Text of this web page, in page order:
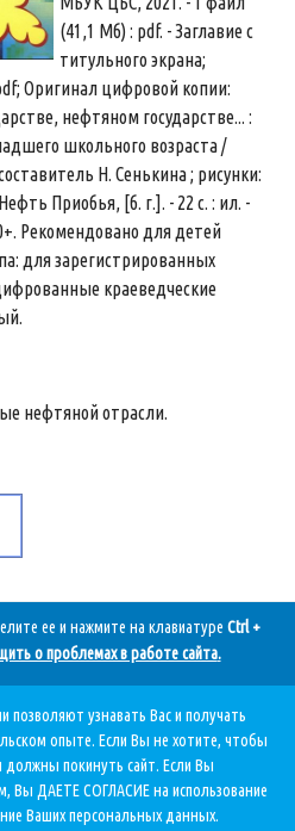
(41,1 Мб) : pdf. - Заглавие с
титульного экрана;
Оригинал цифровой копии:
нефтяном государстве... :
школьного возраста /
Н. Сенькина ; рисунки:
Приобья, [б. г.]. - 22 с. : ил. -
Рекомендовано для детей
для зарегистрированных
краеведческие
нефтяной отрасли.
ее и нажмите на клавиатуре Ctrl +
о проблемах в работе сайта.
позволяют узнавать Вас и получать
опыте. Если Вы не хотите, чтобы
покинуть сайт. Если Вы
Вы ДАЕТЕ СОГЛАСИЕ на использование
Ваших персональных данных.